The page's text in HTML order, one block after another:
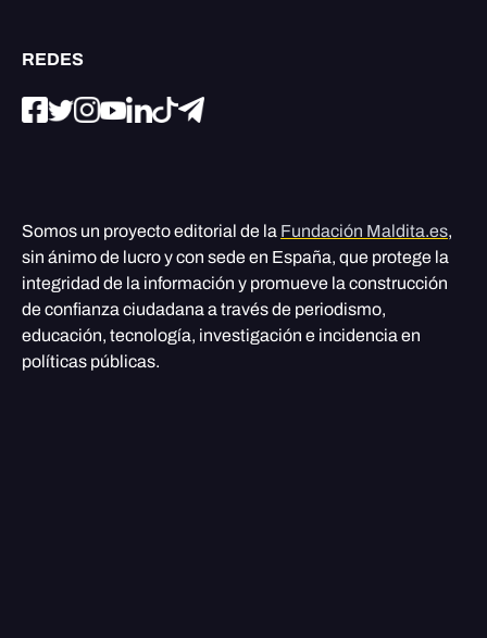
REDES
Somos un proyecto editorial de la Fundación Maldita.es,
sin ánimo de lucro y con sede en España, que protege la
integridad de la información y promueve la construcción
de confianza ciudadana a través de periodismo,
educación, tecnología, investigación e incidencia en
políticas públicas.